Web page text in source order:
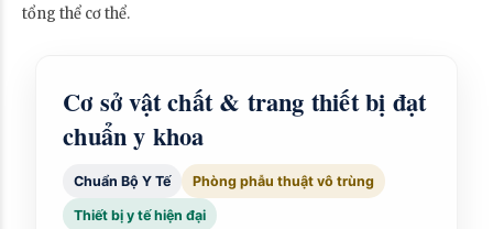
tổng thể cơ thể.
Cơ sở vật chất & trang thiết bị đạt
chuẩn y khoa
Chuẩn Bộ Y Tế Phòng phẫu thuật vô trùng
Thiết bị y tế hiện đại